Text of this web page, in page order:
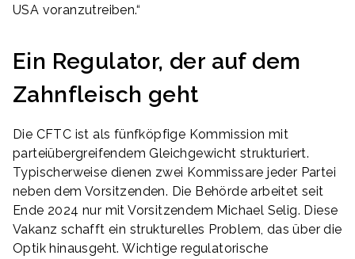
USA voranzutreiben.“
Ein Regulator, der auf dem
Zahnfleisch geht
Die CFTC ist als fünfköpfige Kommission mit
parteiübergreifendem Gleichgewicht strukturiert.
Typischerweise dienen zwei Kommissare jeder Partei
neben dem Vorsitzenden. Die Behörde arbeitet seit
Ende 2024 nur mit Vorsitzendem Michael Selig. Diese
Vakanz schafft ein strukturelles Problem, das über die
Optik hinausgeht. Wichtige regulatorische